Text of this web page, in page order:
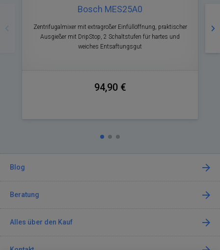
Bosch MES25A0
Zentrifugalmixer mit extragroßer Einfüllöffnung, praktischer
Ausgießer mit DripStop, 2 Schaltstufen für hartes und
weiches Entsaftungsgut
94,90 €
Blog
Beratung
Alles über den Kauf